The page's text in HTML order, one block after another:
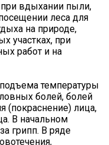
вдыхании пыли,
леса для
на природе,
участках, при
работ и на
температуры
болей, болей
(покраснение) лица,
В начальном
грипп. В ряде